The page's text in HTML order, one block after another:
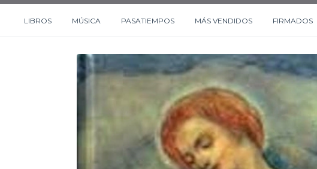
LIBROS MÚSICA PASATIEMPOS MÁS VENDIDOS FIRMADOS